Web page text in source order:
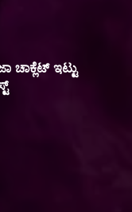
ಚಾಕ್ಲೆಟ್ ಇಟ್ಟು